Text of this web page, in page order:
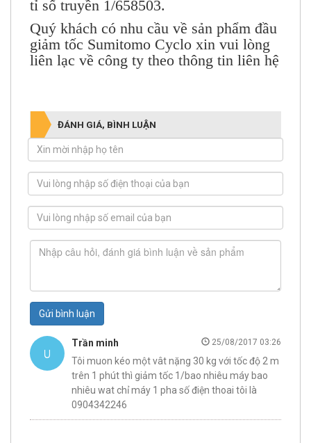
tỉ số truyền 1/658503.
Quý khách có nhu cầu về sản phẩm đầu
giảm tốc Sumitomo Cyclo xin vui lòng
liên lạc về công ty theo thông tin liên hệ
ĐÁNH GIÁ, BÌNH LUẬN
Gửi bình luận
Trần minh 25/08/2017 03:26
Tôi muon kéo một vât nặng 30 kg với tốc độ 2 m
trên 1 phút thì giảm tốc 1/bao nhiêu máy bao
nhiêu wat chỉ máy 1 pha số điện thoai tôi là
0904342246